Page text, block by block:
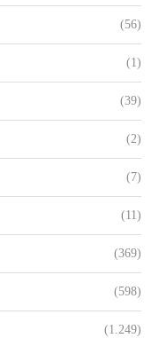
(56)
(1)
(39)
(2)
(7)
(11)
(369)
(598)
(1.249)